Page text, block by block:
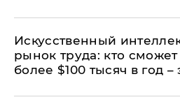
Искусственный
рынок труда: кто сможет
более $100 тысяч в год –